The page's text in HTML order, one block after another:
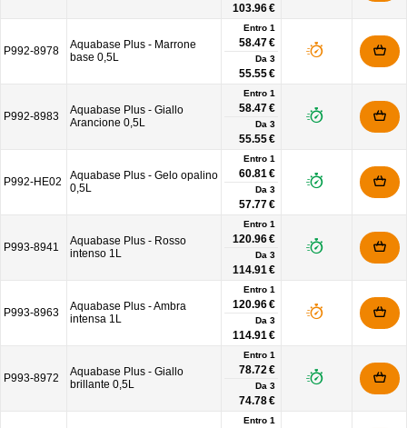
103.96 €
P992-8978
Aquabase Plus - Marrone
base 0,5L
Entro 1
58.47 €
Da 3
55.55 €
P992-8983
Aquabase Plus - Giallo
Arancione 0,5L
Entro 1
58.47 €
Da 3
55.55 €
P992-HE02
Aquabase Plus - Gelo opalino
0,5L
Entro 1
60.81 €
Da 3
57.77 €
P993-8941
Aquabase Plus - Rosso
intenso 1L
Entro 1
120.96 €
Da 3
114.91 €
P993-8963
Aquabase Plus - Ambra
intensa 1L
Entro 1
120.96 €
Da 3
114.91 €
P993-8972
Aquabase Plus - Giallo
brillante 0,5L
Entro 1
78.72 €
Da 3
74.78 €
Entro 1